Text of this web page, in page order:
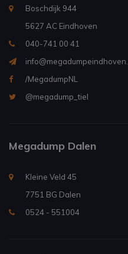
Boschdijk 944
5627 AC Eindhoven
040-741 00 41
/MegadumpNL
@megadump_tiel
Megadump Dalen
Kleine Veld 45
7751 BG Dalen
0524 - 551004